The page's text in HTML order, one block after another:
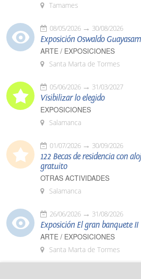
Tamames
08/05/2026 30/08/2026
Exposición Oswaldo
ARTE / EXPOSICIONES
Santa Marta de Tormes
05/06/2026 31/03/2027
Visibilizar lo elegido
EXPOSICIONES
Salamanca
01/07/2026 30/09/2026
122 Becas de residencia con
gratuito
OTRAS ACTIVIDADES
Salamanca
26/06/2026 31/08/2026
Exposición El gran banquete II
ARTE / EXPOSICIONES
Santa Marta de Tormes